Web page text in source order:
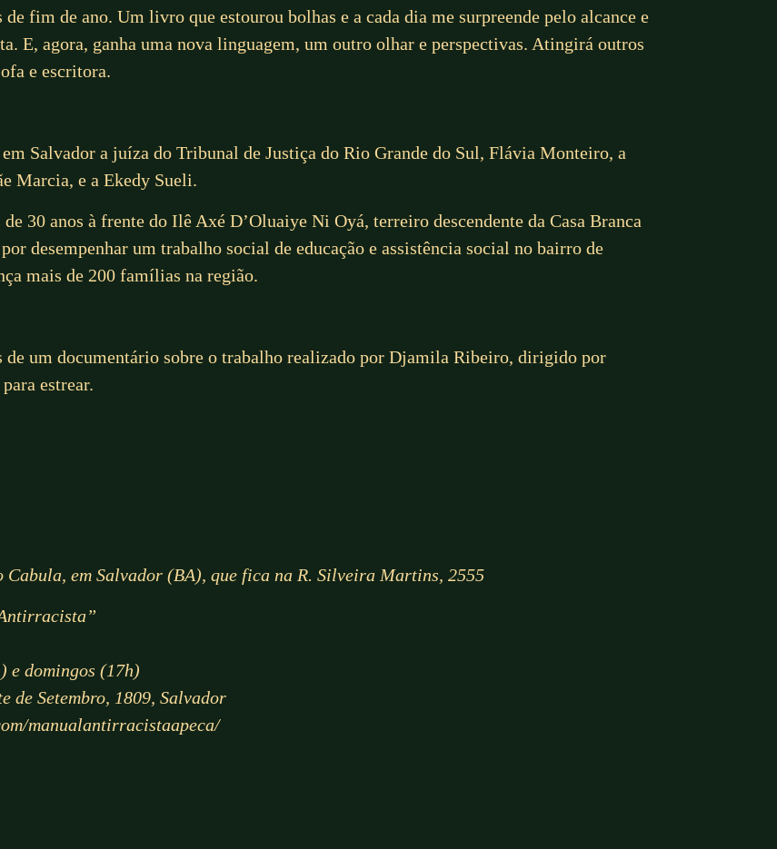
de fim de ano. Um livro que estourou bolhas e a cada dia me surpreende pelo alcance e
E, agora, ganha uma nova linguagem, um outro olhar e perspectivas. Atingirá outros
e escritora.
Salvador a juíza do Tribunal de Justiça do Rio Grande do Sul, Flávia Monteiro, a
Marcia, e a Ekedy Sueli.
30 anos à frente do Ilê Axé D’Oluaiye Ni Oyá, terreiro descendente da Casa Branca
desempenhar um trabalho social de educação e assistência social no bairro de
mais de 200 famílias na região.
de um documentário sobre o trabalho realizado por Djamila Ribeiro, dirigido por
estrear.
em Salvador (BA), que fica na R. Silveira Martins, 2555
e domingos (17h)
de Setembro, 1809, Salvador
manualantirracistaapeca/